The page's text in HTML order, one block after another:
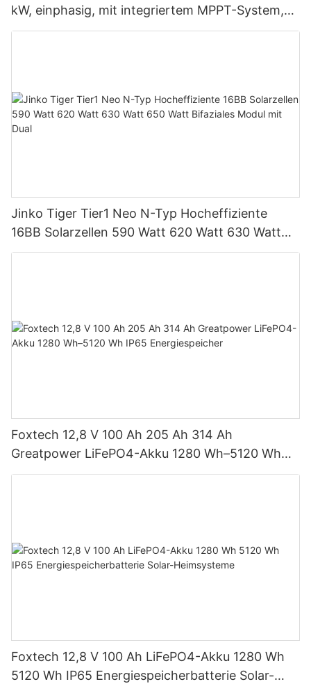
kW, einphasig, mit integriertem MPPT-System,
unterstützt Parallelschaltung von bis zu 9
Jinko Tiger Tier1 Neo N-Typ Hocheffiziente
16BB Solarzellen 590 Watt 620 Watt 630 Watt
650 Watt Bifaziales Modul mit Dual
Foxtech 12,8 V 100 Ah 205 Ah 314 Ah
Greatpower LiFePO4-Akku 1280 Wh–5120 Wh
IP65 Energiespeicher
Foxtech 12,8 V 100 Ah LiFePO4-Akku 1280 Wh
5120 Wh IP65 Energiespeicherbatterie Solar-